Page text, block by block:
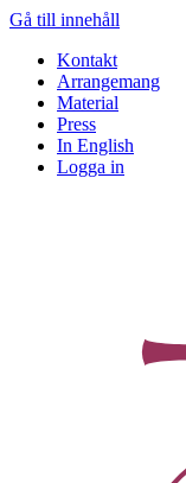
Gå till innehåll
Kontakt
Arrangemang
Material
Press
In English
Logga in